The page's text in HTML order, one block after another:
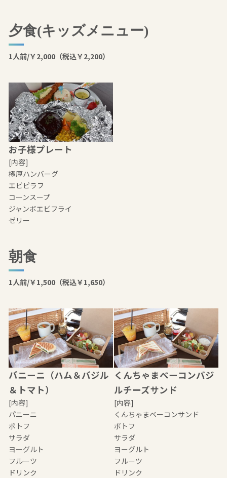
夕食(キッズメニュー)
1人前/￥2,000（税込￥2,200）
お子様プレート
[内容]
極厚ハンバーグ
エビピラフ
コーンスープ
ジャンボエビフライ
ゼリー
朝食
1人前/￥1,500（税込￥1,650）
パニーニ（ハム＆バジル
＆トマト）
[内容]
パニーニ
ポトフ
サラダ
ヨーグルト
フルーツ
ドリンク
くんちゃまベーコンバジ
ルチーズサンド
[内容]
くんちゃまベーコンサンド
ポトフ
サラダ
ヨーグルト
フルーツ
ドリンク